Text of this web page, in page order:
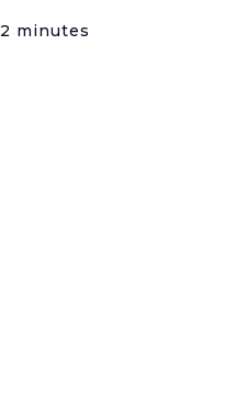
2 minutes